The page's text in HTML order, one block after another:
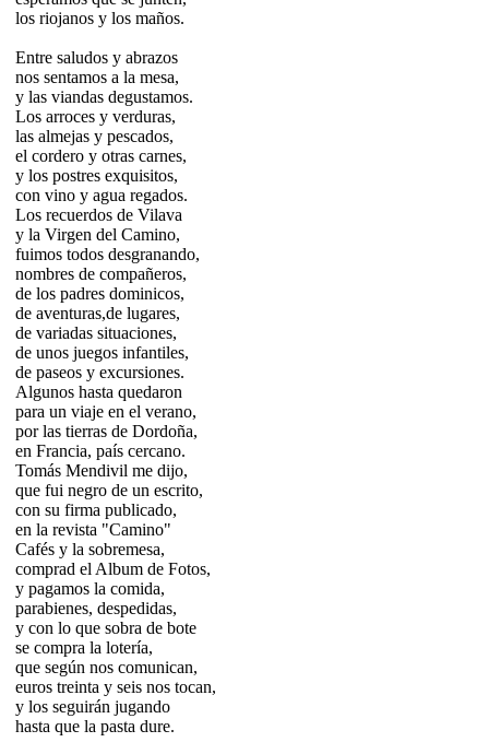
los riojanos y los maños.
Entre saludos y abrazos
nos sentamos a la mesa,
y las viandas degustamos.
Los arroces y verduras,
las almejas y pescados,
el cordero y otras carnes,
y los postres exquisitos,
con vino y agua regados.
Los recuerdos de Vilava
y la Virgen del Camino,
fuimos todos desgranando,
nombres de compañeros,
de los padres dominicos,
de aventuras,de lugares,
de variadas situaciones,
de unos juegos infantiles,
de paseos y excursiones.
Algunos hasta quedaron
para un viaje en el verano,
por las tierras de Dordoña,
en Francia, país cercano.
Tomás Mendivil me dijo,
que fui negro de un escrito,
con su firma publicado,
en la revista "Camino"
Cafés y la sobremesa,
comprad el Album de Fotos,
y pagamos la comida,
parabienes, despedidas,
y con lo que sobra de bote
se compra la lotería,
que según nos comunican,
euros treinta y seis nos tocan,
y los seguirán jugando
hasta que la pasta dure.